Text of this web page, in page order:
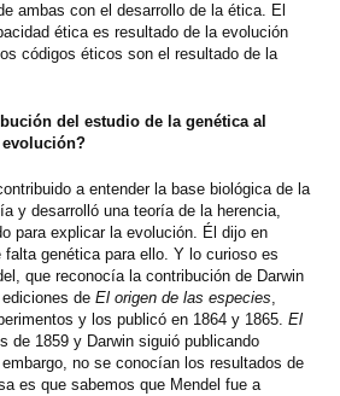
ambas con el desarrollo de la ética. El
ética es resultado de la evolución
códigos éticos son el resultado de la
del estudio de la genética al
a entender la base biológica de la
y desarrolló una teoría de la herencia,
para explicar la evolución. Él dijo en
genética para ello. Y lo curioso es
que reconocía la contribución de Darwin
de El origen de las especies,
y los publicó en 1864 y 1865. El
de 1859 y Darwin siguió publicando
no se conocían los resultados de
es que sabemos que Mendel fue a